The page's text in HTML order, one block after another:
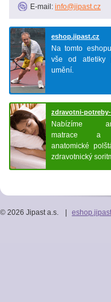
E-mail: info@jipast.cz
eshop.jipast.cz
Na tomto
vše od atletiky
umění.
zdravotni-
Nabízíme
matrace a
anatomické
zdravotnický
© 2026 Jipast a.s.